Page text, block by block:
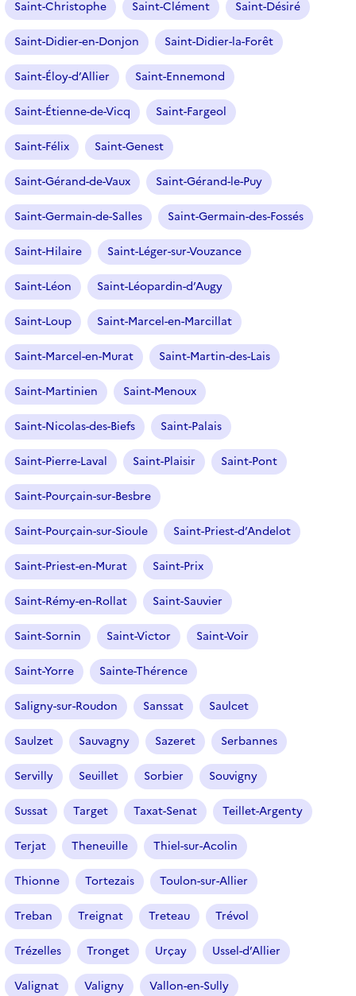
Saint-Christophe Saint-Clément Saint-Désiré
Saint-Didier-en-Donjon Saint-Didier-la-Forêt
Saint-Éloy-d’Allier Saint-Ennemond
Saint-Étienne-de-Vicq Saint-Fargeol
Saint-Félix Saint-Genest
Saint-Gérand-de-Vaux Saint-Gérand-le-Puy
Saint-Germain-de-Salles Saint-Germain-des-Fossés
Saint-Hilaire Saint-Léger-sur-Vouzance
Saint-Léon Saint-Léopardin-d’Augy
Saint-Loup Saint-Marcel-en-Marcillat
Saint-Marcel-en-Murat Saint-Martin-des-Lais
Saint-Martinien Saint-Menoux
Saint-Nicolas-des-Biefs Saint-Palais
Saint-Pierre-Laval Saint-Plaisir Saint-Pont
Saint-Pourçain-sur-Besbre
Saint-Pourçain-sur-Sioule Saint-Priest-d’Andelot
Saint-Priest-en-Murat Saint-Prix
Saint-Rémy-en-Rollat Saint-Sauvier
Saint-Sornin Saint-Victor Saint-Voir
Saint-Yorre Sainte-Thérence
Saligny-sur-Roudon Sanssat Saulcet
Saulzet Sauvagny Sazeret Serbannes
Servilly Seuillet Sorbier Souvigny
Sussat Target Taxat-Senat Teillet-Argenty
Terjat Theneuille Thiel-sur-Acolin
Thionne Tortezais Toulon-sur-Allier
Treban Treignat Treteau Trévol
Trézelles Tronget Urçay Ussel-d’Allier
Valignat Valigny Vallon-en-Sully